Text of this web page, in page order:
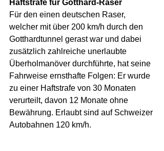
Haftstrafe für Gotthard-Raser
Für den einen deutschen Raser,
welcher mit über 200 km/h durch den
Gotthardtunnel gerast war und dabei
zusätzlich zahlreiche unerlaubte
Überholmanöver durchführte, hat seine
Fahrweise ernsthafte Folgen: Er wurde
zu einer Haftstrafe von 30 Monaten
verurteilt, davon 12 Monate ohne
Bewährung. Erlaubt sind auf Schweizer
Autobahnen 120 km/h.